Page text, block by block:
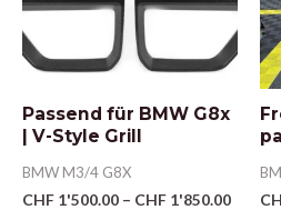
Passend für BMW G8x
| V-Style Grill
BMW M3/4 G8X
CHF 1'500.00 – CHF 1'850.00